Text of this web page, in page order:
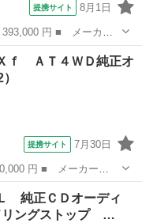
提携サイト 8月1日
グレード名： Ｘｆ
格納ミラー アイドリ
ｆ ＡＴ４ＷＤ純正オ
提携サイト 7月30日
グレード名： Ｘｆ
660cc ■ ドア枚数：
純正ＣＤオーディ
ングストップ …